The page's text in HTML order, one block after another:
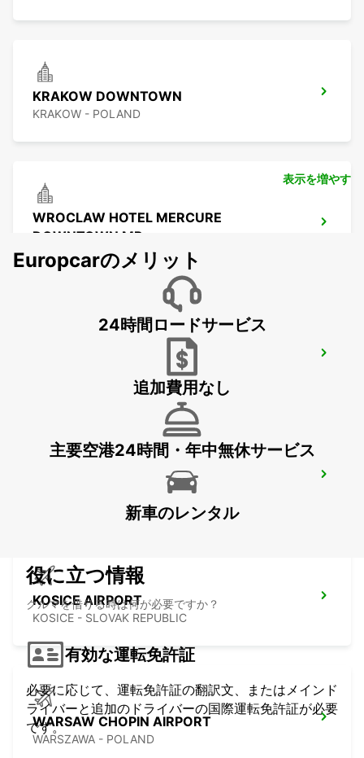
KRAKOW DOWNTOWN
KRAKOW - POLAND
WROCLAW HOTEL MERCURE
DOWNTOWN MP
WROCLAW - POLAND
KOSICE AIRPORT
KOSICE - SLOVAK REPUBLIC
WARSAW CHOPIN AIRPORT
WARSZAWA - POLAND
表示を増やす
Europcarのメリット
24時間ロードサービス
追加費用なし
主要空港24時間・年中無休サービス
新車のレンタル
役に立つ情報
クルマを借りる時は何が必要ですか？
有効な運転免許証
必要に応じて、運転免許証の翻訳文、またはメインド
ライバーと追加のドライバーの国際運転免許証が必要
です。